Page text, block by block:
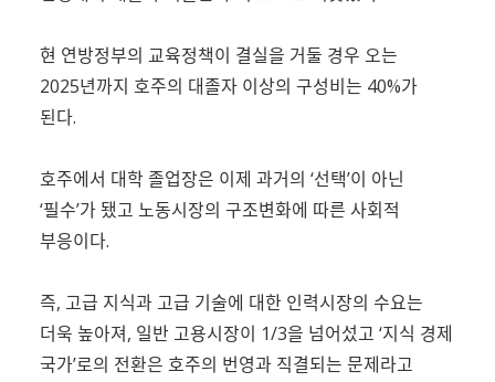
현 연방정부의 교육정책이 결실을 거둘 경우 오는
2025년까지 호주의 대졸자 이상의 구성비는 40%가
된다.
호주에서 대학 졸업장은 이제 과거의 ‘선택’이 아닌
‘필수’가 됐고 노동시장의 구조변화에 따른 사회적
부응이다.
즉, 고급 지식과 고급 기술에 대한 인력시장의 수요는
더욱 높아져, 일반 고용시장이 1/3을 넘어섰고 ‘지식 경제
국가’로의 전환은 호주의 번영과 직결되는 문제라고